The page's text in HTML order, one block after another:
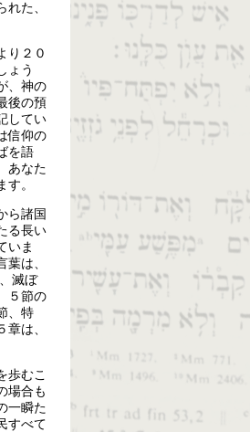
た、
り２０
ょう
、神の
後の預
してい
信仰の
を語
あなた
。
ら諸国
る長い
いま
は、
滅ぼ
５節の
、特
は、
歩むこ
場合も
一瞬た
すべて